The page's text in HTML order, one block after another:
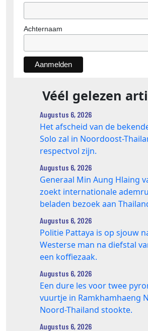
Achternaam
Véél gelezen
Augustus 6, 2026
Het afscheid van de
Solo zal in Noordoost-
respectvol zijn.
Augustus 6, 2026
Generaal Min Aung Hlaing
zoekt internationale
beladen bezoek aan
Augustus 6, 2026
Politie Pattaya is op sjouw
Westerse man na diefstal
een koffiezaak.
Augustus 6, 2026
Een dure les voor twee
vuurtje in Ramkhamhaeng
Noord-Thailand stookte.
Augustus 6, 2026